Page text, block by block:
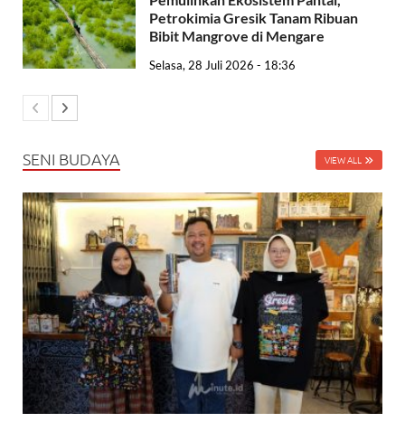
Petrokimia Gresik Tanam Ribuan
Bibit Mangrove di Mengare
Selasa, 28 Juli 2026 - 18:36
SENI BUDAYA VIEW ALL